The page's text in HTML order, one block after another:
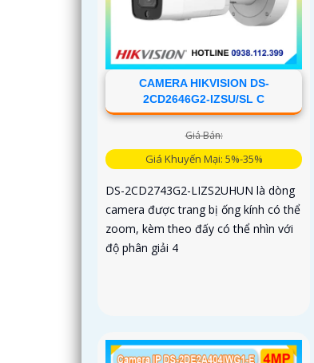
CAMERA HIKVISION DS-
2CD2646G2-IZSU/SL C
Giá Bán:
Giá Khuyến Mại: 5%-35%
DS-2CD2743G2-LIZS2UHUN là dòng
camera được trang bị ống kính có thể
zoom, kèm theo đấy có thể nhìn với
độ phân giải 4